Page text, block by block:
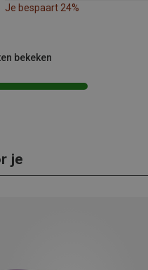
Je bespaart 24%
bekeken
je